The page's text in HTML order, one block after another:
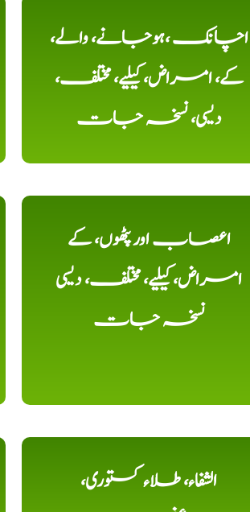
اچانک ،ہوجانے، والے،
کے، امراض، کیلیے، مختلف،
دیسی، نسخہ جات
اعصاب اور پٹھوں، کے
امراض، کیلیے، مختلف، دیسی
نسخہ جات
الشفاء، طلاء کستوری،